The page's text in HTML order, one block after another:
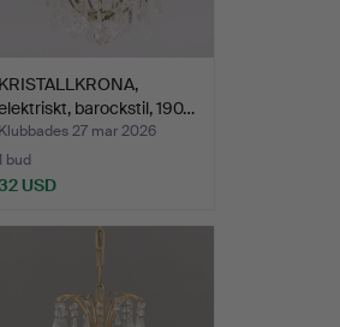
KRISTALLKRONA,
barockstil, 190…
Klubbades 27 mar 2026
bud
USD